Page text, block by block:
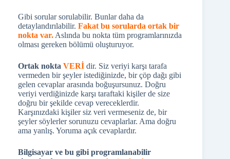
Gibi sorular sorulabilir. Bunlar daha da
detaylandırılabilir. Fakat bu sorularda ortak bir
nokta var. Aslında bu nokta tüm programlarınızda
olması gereken bölümü oluşturuyor.
Ortak nokta VERİ dir. Siz veriyi karşı tarafa
vermeden bir şeyler istediğinizde, bir çöp dağı gibi
gelen cevaplar arasında boğuşursunuz. Doğru
veriyi verdiğinizde karşı taraftaki kişiler de size
doğru bir şekilde cevap vereceklerdir.
Karşınızdaki kişiler siz veri vermeseniz de, bir
şeyler söylerler sorunuzu cevaplarlar. Ama doğru
ama yanlış. Yoruma açık cevaplardır.
Bilgisayar ve bu gibi programlanabilir